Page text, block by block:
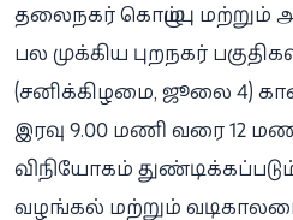
தலைநகர் கொழும்பு மற்றும்
பல முக்கிய புறநகர்
(சனிக்கிழமை, ஜூலை 4)
இரவு 9.00 மணி வரை 12
விநியோகம்
வழங்கல் மற்றும்